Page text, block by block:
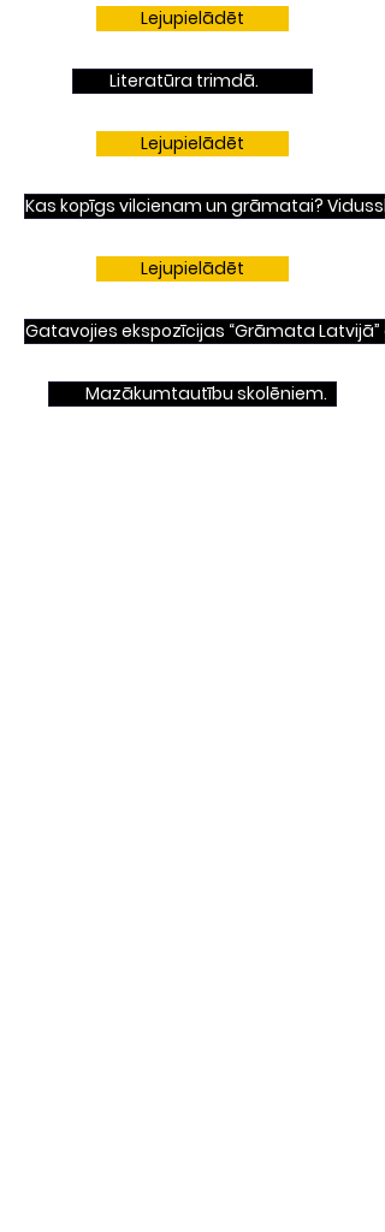
Lejupielādēt
Literatūra trimdā.
Lejupielādēt
Kas kopīgs vilcienam un grāmatai?
Lejupielādēt
Gatavojies ekspozīcijas “Grāmata Latvijā”
Mazākumtautību skolēniem.